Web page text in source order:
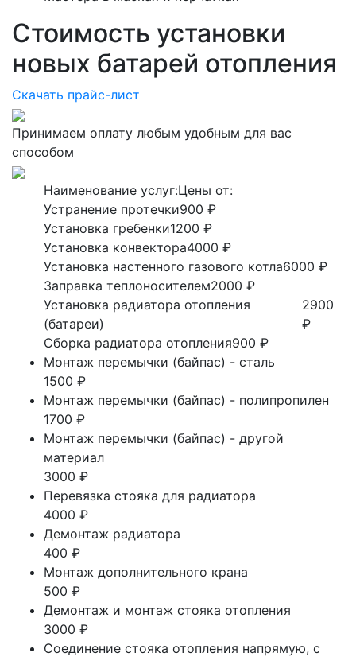
Стоимость установки
новых батарей отопления
Скачать прайс-лист
Принимаем оплату любым удобным для вас
способом
Наименование услуг:Цены от:
Устранение протечки900 ₽
Установка гребенки1200 ₽
Установка конвектора4000 ₽
Установка настенного газового котла6000 ₽
Заправка теплоносителем2000 ₽
Установка радиатора отопления
(батареи)
2900
₽
Сборка радиатора отопления900 ₽
Монтаж перемычки (байпас) - сталь
1500 ₽
Монтаж перемычки (байпас) - полипропилен
1700 ₽
Монтаж перемычки (байпас) - другой
материал
3000 ₽
Перевязка стояка для радиатора
4000 ₽
Демонтаж радиатора
400 ₽
Монтаж дополнительного крана
500 ₽
Демонтаж и монтаж стояка отопления
3000 ₽
Соединение стояка отопления напрямую, с